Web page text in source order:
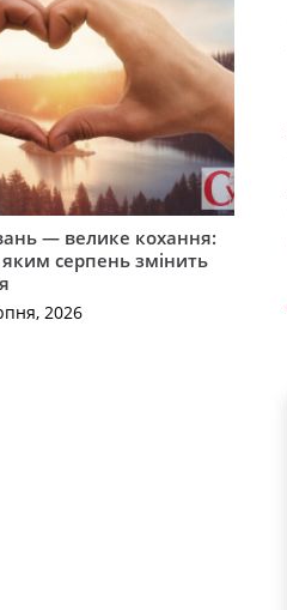
— велике кохання:
серпень змінить
2026